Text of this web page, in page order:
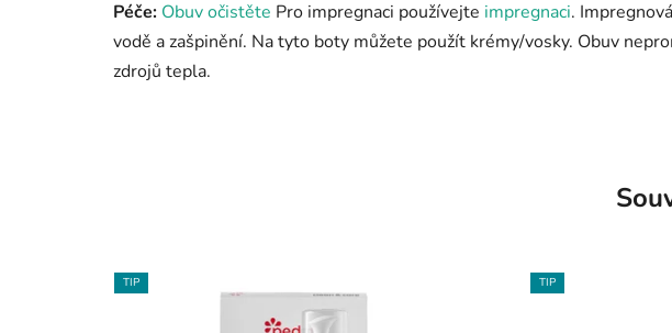
Péče: Obuv očistěte Pro impregnaci používejte impregnaci.
vodě a zašpinění. Na tyto boty můžete použít krémy/vosky. Obuv
zdrojů tepla.
TIP TIP